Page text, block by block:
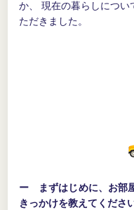
か、
現在の暮らしについ
ただきました。
ー まずはじめに、お部
きっかけを教えてください